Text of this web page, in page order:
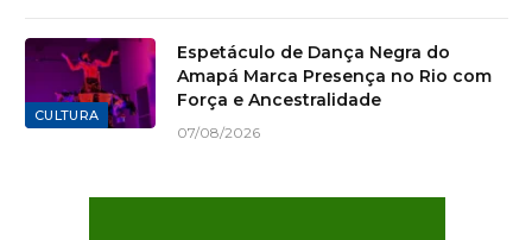
CULTURA
Espetáculo de Dança Negra do
Amapá Marca Presença no Rio com
Força e Ancestralidade
07/08/2026